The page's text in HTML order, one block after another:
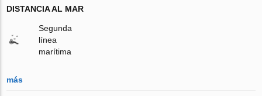
DISTANCIA AL MAR
Segunda
línea
marítima
más